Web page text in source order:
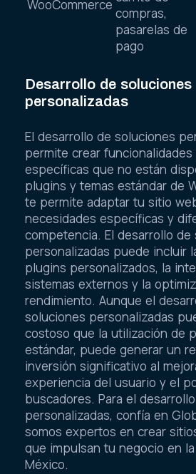
WooCommerce
compras,
pasarelas de
pago
Desarrollo de soluciones
personalizadas
El desarrollo de soluciones
permite crear
específicas que no están
plugins y temas estándar de
te permite adaptar tu sitio
necesidades específicas y
competencia. El desarrollo de
personalizadas puede incluir
plugins personalizados, la
sistemas externos y la
rendimiento. Aunque el
soluciones personalizadas
costoso que la utilización de
estándar, puede generar un
inversión significativo al
experiencia del usuario y el
buscadores. Para el
personalizadas, confía en
somos expertos en crear
que impulsan tu negocio en
México.